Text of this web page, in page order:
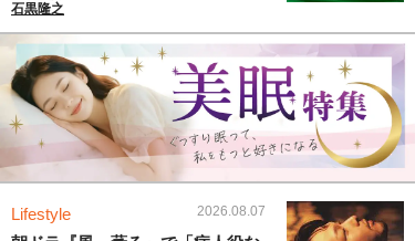
石黒隆之
Lifestyle 2026.08.07